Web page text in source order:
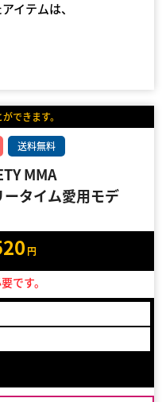
イテムは、
できます。
送料無料
MMA
タイム愛用モデ
円
です。